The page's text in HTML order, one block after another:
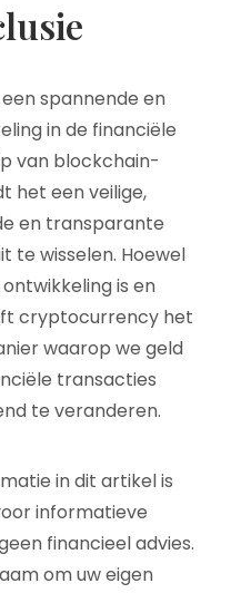
spannende en
in de financiële
van blockchain-
het een veilige,
en transparante
te wisselen. Hoewel
is en
cryptocurrency het
waarop we geld
transacties
te veranderen.
in dit artikel is
informatieve
financieel advies.
om uw eigen